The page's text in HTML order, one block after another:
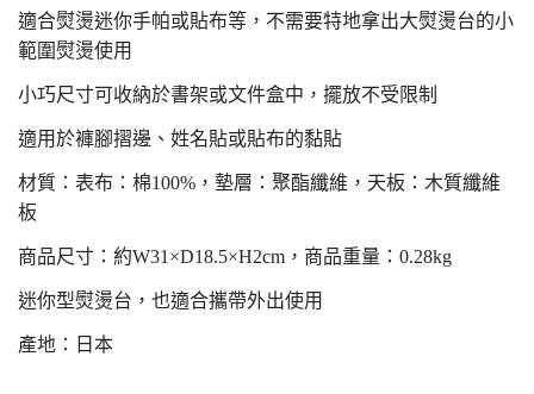
適合熨燙迷你手帕或貼布等，不需要特地拿出大熨燙台的小
範圍熨燙使用
小巧尺寸可收納於書架或文件盒中，擺放不受限制
適用於褲腳摺邊、姓名貼或貼布的黏貼
材質：表布：棉100%，墊層：聚酯纖維，天板：木質纖維
板
商品尺寸：約W31×D18.5×H2cm，商品重量：0.28kg
迷你型熨燙台，也適合攜帶外出使用
產地：日本